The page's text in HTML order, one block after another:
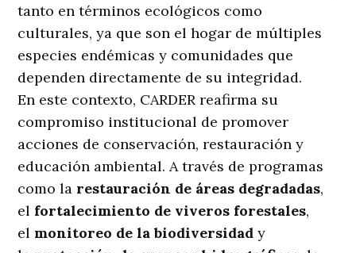
tanto en términos ecológicos como
culturales, ya que son el hogar de múltiples
especies endémicas y comunidades que
dependen directamente de su integridad.
En este contexto, CARDER reafirma su
compromiso institucional de promover
acciones de conservación, restauración y
educación ambiental. A través de programas
como la restauración de áreas degradadas,
el fortalecimiento de viveros forestales,
el monitoreo de la biodiversidad y